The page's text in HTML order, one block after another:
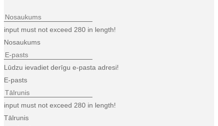
input must not exceed 280 in length!
Nosaukums
Lūdzu ievadiet derīgu e-pasta adresi!
E-pasts
input must not exceed 280 in length!
Tālrunis